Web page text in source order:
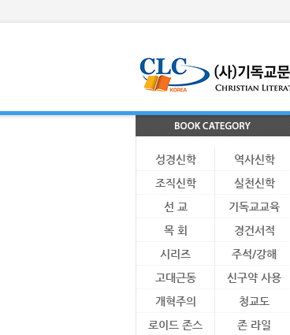
성경신학
역사신학
조직신학
실천신학
선 교
기독교교육
목 회
경건서적
시리즈
주석/강해
고대근동
신구약 사용
개혁주의
청교도
로이드 존스
존 라일